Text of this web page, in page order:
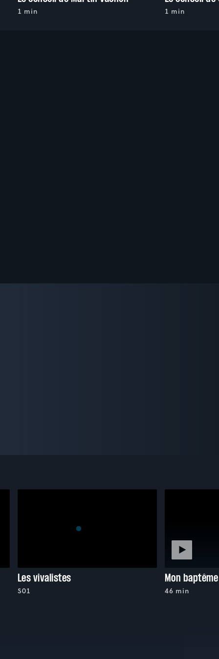
1 min 1 min
Les vivalistes
S01
Mon
46 min